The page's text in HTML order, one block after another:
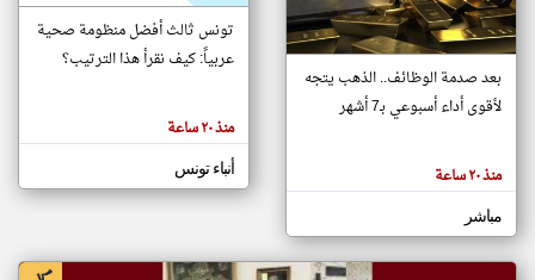
مصادر الأخبار من تونس
اخبار تونس على مدار الساعة
أهم اخبار تونس العاجلة والمباشرة
كاتبيها.
بعد صدمة الوظائف.. الذهب يتجه
لأقوى أداء أسبوعي بـ7 أشهر
منذ ٢٠ ساعة
مباشر
تونس ثالث أفضل منظومة صحية
عربياً: كيف نقرأ هذا الترتيب؟
منذ ٢٠ ساعة
أنباء تونس
klyoum.com